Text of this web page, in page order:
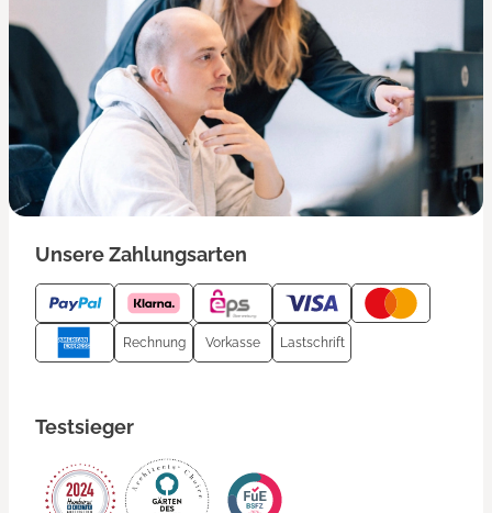
Unsere Zahlungsarten
Rechnung Vorkasse Lastschrift
Testsieger